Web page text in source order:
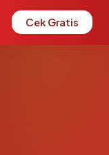
Cek Gratis